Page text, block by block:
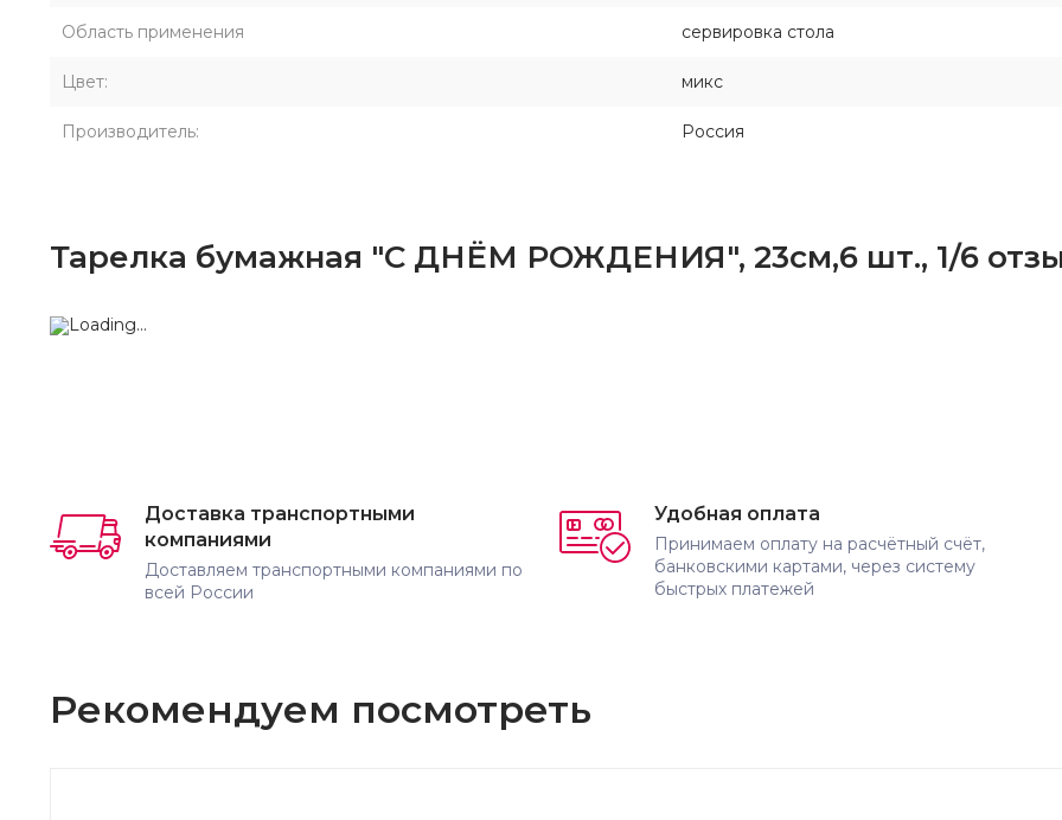
Область применения сервировка стола
Цвет: микс
Производитель: Россия
Тарелка бумажная "С ДНЁМ РОЖДЕНИЯ", 23см,6 шт., 1/6
Доставка транспортными
компаниями
Доставляем транспортными компаниями по
всей России
Удобная оплата
Принимаем оплату на расчётный счёт,
банковскими картами, через систему
быстрых платежей
Рекомендуем посмотреть